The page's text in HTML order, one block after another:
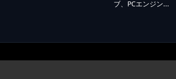
ブ、PCエンジン...